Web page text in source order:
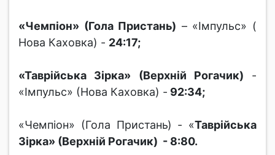
«Чемпіон» (Гола Пристань) – «Імпульс» (
Нова Каховка) - 24:17;
«Таврійська Зірка» (Верхній Рогачик) -
«Імпульс» (Нова Каховка) - 92:34;
«Чемпіон» (Гола Пристань) - «Таврійська
Зірка» (Верхній Рогачик) - 8:80.